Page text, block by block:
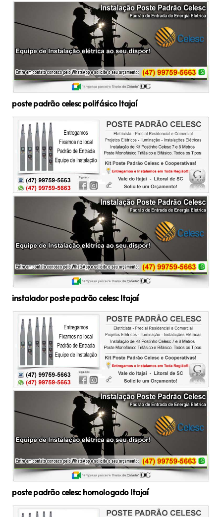
poste padrão celesc polifásico Itajaí
instalador poste padrão celesc Itajaí
poste padrão celesc homologado Itajaí